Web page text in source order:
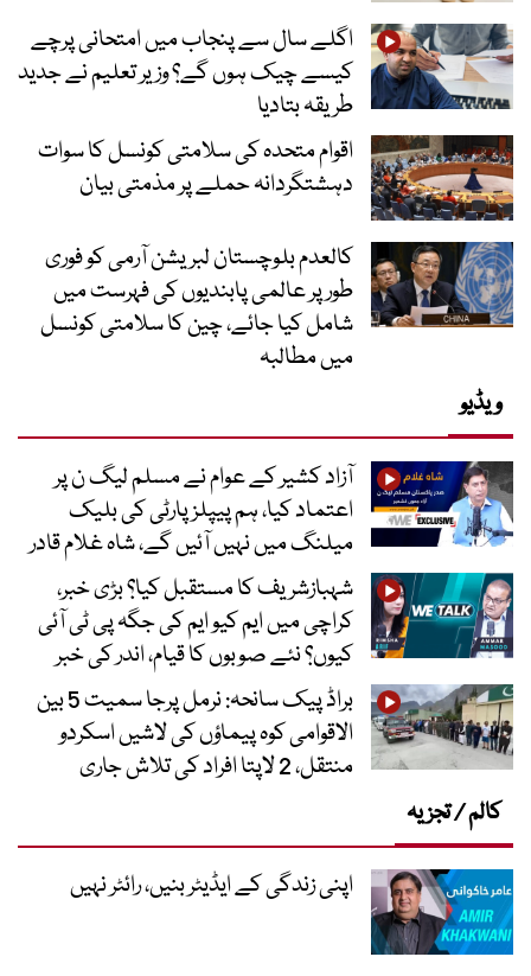
اگلے سال سے پنجاب میں امتحانی پرچے
کیسے چیک ہوں گے؟ وزیر تعلیم نے جدید
طریقہ بتادیا
اقوام متحدہ کی سلامتی کونسل کا سوات
دہشتگردانہ حملے پر مذمتی بیان
کالعدم بلوچستان لبریشن آرمی کو فوری
طور پر عالمی پابندیوں کی فہرست میں
شامل کیا جائے، چین کا سلامتی کونسل
میں مطالبہ
ویڈیو
آزاد کشیر کے عوام نے مسلم لیگ ن پر
اعتماد کیا، ہم پیپلز پارٹی کی بلیک
میلنگ میں نہیں آئیں گے، شاہ غلام قادر
شہبازشریف کا مستقبل کیا؟ بڑی خبر،
کراچی میں ایم کیو ایم کی جگہ پی ٹی آئی
کیوں؟ نئے صوبوں کا قیام، اندر کی خبر
براڈ پیک سانحہ: نرمل پرجا سمیت 5 بین
الاقوامی کوہ پیماؤں کی لاشیں اسکردو
منتقل، 2 لاپتا افراد کی تلاش جاری
کالم / تجزیہ
اپنی زندگی کے ایڈیٹر بنیں، رائٹر نہیں